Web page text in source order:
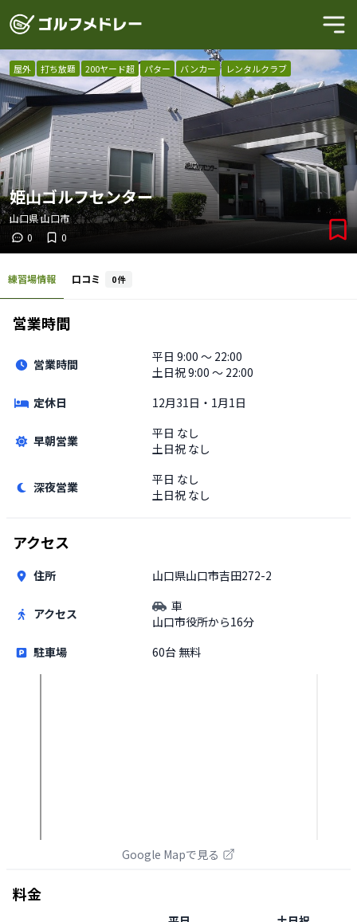
屋外 打ち放題 200ヤード超 パター バンカー レンタルクラブ
姫山ゴルフセンター
山口県山口市
0
0
練習場情報 口コミ 0件
営業時間
営業時間 平日 9:00 〜 22:00
土日祝9:00 〜 22:00
定休日
12月31日・1月1日
早朝営業 平日 なし
土日祝 なし
深夜営業 平日 なし
土日祝 なし
アクセス
住所 山口県山口市吉田272-2
アクセス
車
山口市役所から16分
駐車場
60台 無料
Google Mapで見る
料金